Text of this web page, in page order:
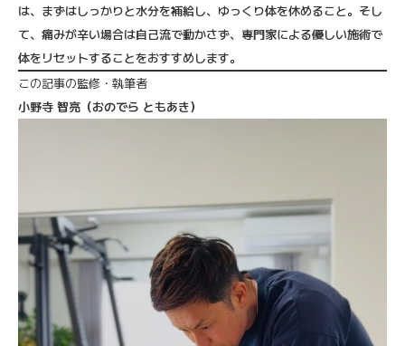
は、まずはしっかりと水分を補給し、ゆっくり体を休めること。そし
て、痛みが辛い場合は自己流で動かさず、専門家による優しい施術で
体をリセットすることをおすすめします。
この記事の監修・執筆者
小野寺 智亮（おのでら ともあき）